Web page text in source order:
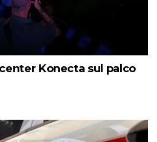
Konecta sul palco